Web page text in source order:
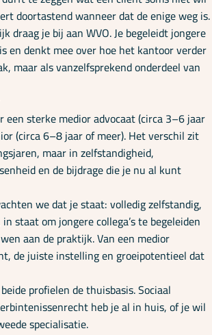
doortastend wanneer dat de enige weg is.
draag je bij aan WVO. Je begeleidt jongere
en denkt mee over hoe het kantoor verder
maar als vanzelfsprekend onderdeel van
een sterke medior advocaat (circa 3–6 jaar
(circa 6–8 jaar of meer). Het verschil zit
maar in zelfstandigheid,
en de bijdrage die je nu al kunt
we dat je staat: volledig zelfstandig,
staat om jongere collega’s te begeleiden
aan de praktijk. Van een medior
de juiste instelling en groeipotentieel dat
profielen de thuisbasis. Sociaal
heb je al in huis, of je wil
specialisatie.